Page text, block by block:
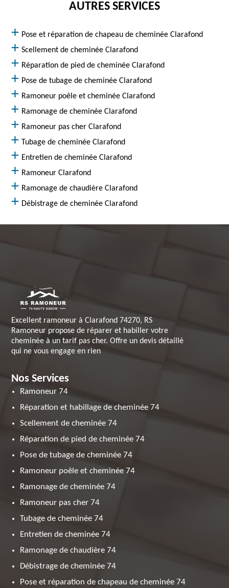
AUTRES SERVICES
Pose et réparation de chapeau de cheminée Clarafond
Scellement de cheminée Clarafond
Réparation de pied de cheminée Clarafond
Pose de tubage de cheminée Clarafond
Ramoneur poêle et cheminée Clarafond
Ramonage de cheminée Clarafond
Ramoneur pas cher Clarafond
Tubage de cheminée Clarafond
Entretien de cheminée Clarafond
Ramoneur Clarafond
Ramonage de chaudière Clarafond
Débistrage de cheminée Clarafond
Excellent ramoneur à Clarafond 74270, RS
Ramoneur propose de réparer et habiller votre
cheminée à un tarif pas cher. Offre un devis détaillé
qui ne vous engage en rien
Nos Services
Ramoneur 74
Réparation et habillage de cheminée 74
Scellement de cheminée 74
Réparation de pied de cheminée 74
Pose de tubage de cheminée 74
Ramoneur poêle et cheminée 74
Ramonage de cheminée 74
Ramoneur pas cher 74
Tubage de cheminée 74
Entretien de cheminée 74
Ramonage de chaudière 74
Débistrage de cheminée 74
Pose et réparation de chapeau de cheminée 74